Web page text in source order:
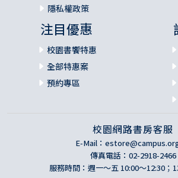
隱私權政策
注目優惠
校園書饗特惠
全部特惠案
預約專區
校園網路書房客服
E-Mail：
傳真電話：02-2918-2466
服務時間：週一～五 10:00～12:30；